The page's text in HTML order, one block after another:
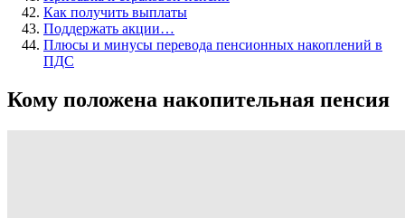
Как получить выплаты
Поддержать акции…
Плюсы и минусы перевода пенсионных накоплений в
ПДС
Кому положена накопительная пенсия